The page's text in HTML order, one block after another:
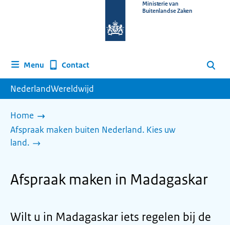
homepage
Ministerie van
Buitenlandse Zaken
Menu Contact Zoeken
NederlandWereldwijd
Home
Afspraak maken buiten Nederland. Kies uw
land.
Afspraak maken in Madagaskar
Wilt u in Madagaskar iets regelen bij de